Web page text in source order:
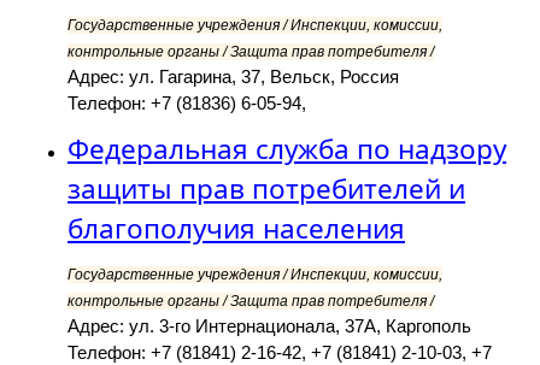
Государственные учреждения / Инспекции, комиссии,
контрольные органы / Защита прав потребителя /
Адрес: ул. Гагарина, 37, Вельск, Россия
Телефон: +7 (81836) 6-05-94,
Федеральная служба по надзору
защиты прав потребителей и
благополучия населения
Государственные учреждения / Инспекции, комиссии,
контрольные органы / Защита прав потребителя /
Адрес: ул. 3-го Интернационала, 37А, Каргополь
Телефон: +7 (81841) 2-16-42, +7 (81841) 2-10-03, +7